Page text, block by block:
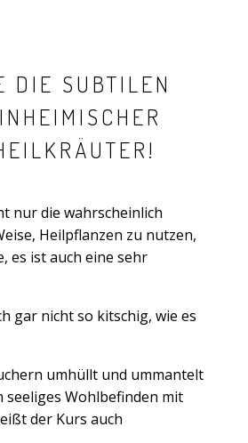
DIE SUBTILEN
nur die wahrscheinlich
Heilpflanzen zu nutzen,
es ist auch eine sehr
gar nicht so kitschig, wie es
umhüllt und ummantelt
seeliges Wohlbefinden mit
der Kurs auch